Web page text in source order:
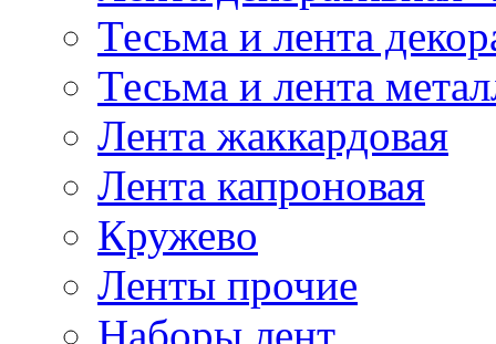
Тесьма и лента
Тесьма и лента
Лента жаккардовая
Лента капроновая
Кружево
Ленты прочие
Наборы лент